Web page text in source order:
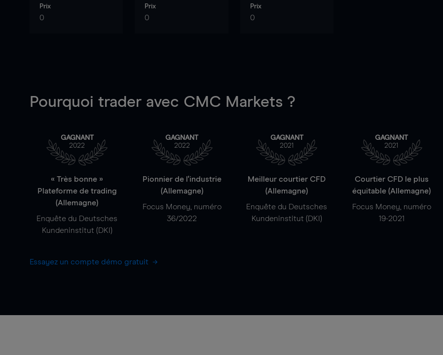
Prix
0
Prix
0
Prix
0
Pourquoi trader avec CMC Markets ?
GAGNANT
2022
« Très bonne »
Plateforme de trading
(Allemagne)
Enquête du Deutsches
Kundeninstitut (DKI)
GAGNANT
2022
Pionnier de l'industrie
(Allemagne)
Focus Money, numéro
36/2022
GAGNANT
2021
Meilleur courtier CFD
(Allemagne)
Enquête du Deutsches
Kundeninstitut (DKI)
GAGNANT
2021
Courtier CFD le plus
équitable (Allemagne)
Focus Money, numéro
19-2021
Essayez un compte démo gratuit